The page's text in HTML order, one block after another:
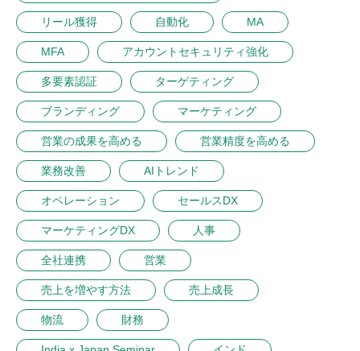
リール獲得 自動化 MA
MFA アカウントセキュリティ強化
多要素認証 ターゲティング
ブランディング マーケティング
営業の成果を高める 営業精度を高める
業務改善 AIトレンド
オペレーション セールスDX
マーケティングDX 人事
全社連携 営業
売上を増やす方法 売上成長
物流 財務